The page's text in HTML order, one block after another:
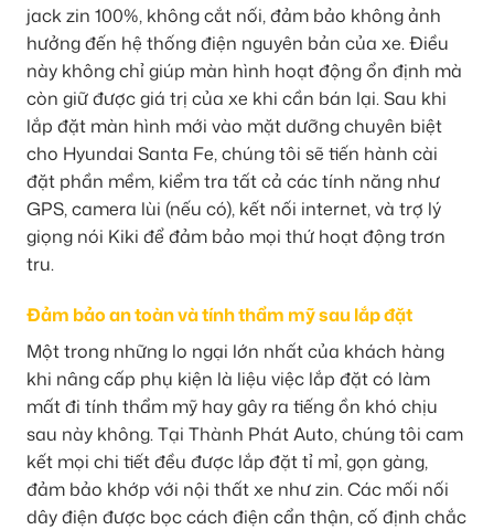
jack zin 100%, không cắt nối, đảm bảo không ảnh
hưởng đến hệ thống điện nguyên bản của xe. Điều
này không chỉ giúp màn hình hoạt động ổn định mà
còn giữ được giá trị của xe khi cần bán lại. Sau khi
lắp đặt màn hình mới vào mặt dưỡng chuyên biệt
cho Hyundai Santa Fe, chúng tôi sẽ tiến hành cài
đặt phần mềm, kiểm tra tất cả các tính năng như
GPS, camera lùi (nếu có), kết nối internet, và trợ lý
giọng nói Kiki để đảm bảo mọi thứ hoạt động trơn
tru.
Đảm bảo an toàn và tính thẩm mỹ sau lắp đặt
Một trong những lo ngại lớn nhất của khách hàng
khi nâng cấp phụ kiện là liệu việc lắp đặt có làm
mất đi tính thẩm mỹ hay gây ra tiếng ồn khó chịu
sau này không. Tại Thành Phát Auto, chúng tôi cam
kết mọi chi tiết đều được lắp đặt tỉ mỉ, gọn gàng,
đảm bảo khớp với nội thất xe như zin. Các mối nối
dây điện được bọc cách điện cẩn thận, cố định chắc